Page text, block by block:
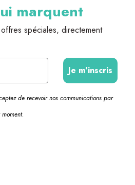
marquent
spéciales, directement
Je m'inscris
de recevoir nos communications par